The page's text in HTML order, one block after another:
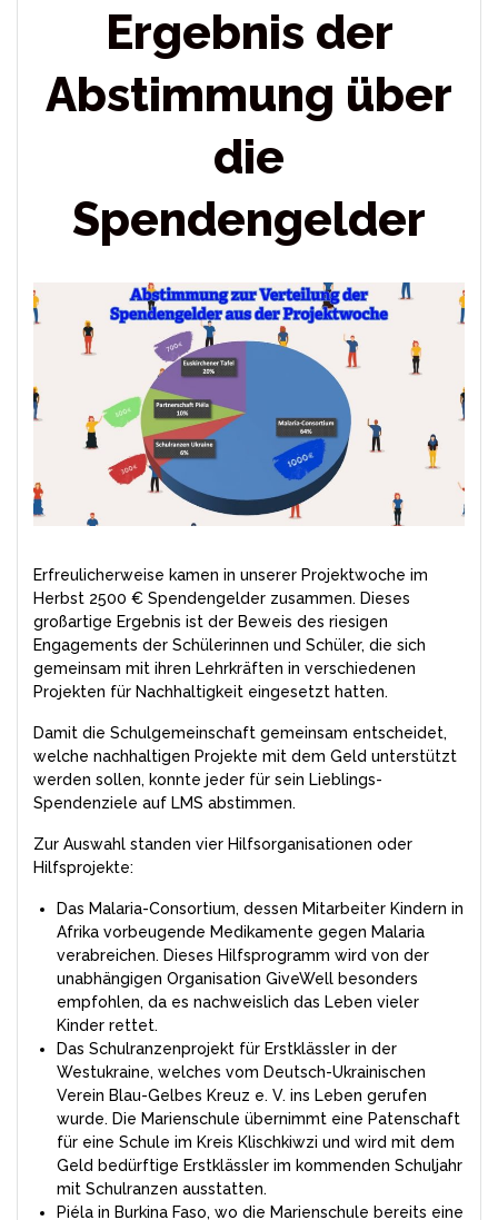
Ergebnis der
Abstimmung über
die
Spendengelder
Erfreulicherweise kamen in unserer Projektwoche im
Herbst 2500 € Spendengelder zusammen. Dieses
großartige Ergebnis ist der Beweis des riesigen
Engagements der Schülerinnen und Schüler, die sich
gemeinsam mit ihren Lehrkräften in verschiedenen
Projekten für Nachhaltigkeit eingesetzt hatten.
Damit die Schulgemeinschaft gemeinsam entscheidet,
welche nachhaltigen Projekte mit dem Geld unterstützt
werden sollen, konnte jeder für sein Lieblings-
Spendenziele auf LMS abstimmen.
Zur Auswahl standen vier Hilfsorganisationen oder
Hilfsprojekte:
Das Malaria-Consortium, dessen Mitarbeiter Kindern in
Afrika vorbeugende Medikamente gegen Malaria
verabreichen. Dieses Hilfsprogramm wird von der
unabhängigen Organisation GiveWell besonders
empfohlen, da es nachweislich das Leben vieler
Kinder rettet.
Das Schulranzenprojekt für Erstklässler in der
Westukraine, welches vom Deutsch-Ukrainischen
Verein Blau-Gelbes Kreuz e. V. ins Leben gerufen
wurde. Die Marienschule übernimmt eine Patenschaft
für eine Schule im Kreis Klischkiwzi und wird mit dem
Geld bedürftige Erstklässler im kommenden Schuljahr
mit Schulranzen ausstatten.
Piéla in Burkina Faso, wo die Marienschule bereits eine